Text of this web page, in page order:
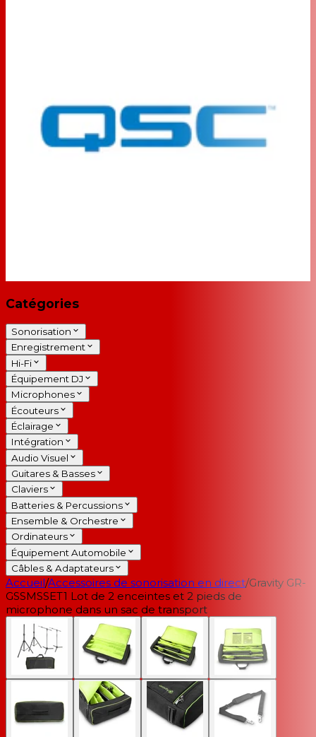
Catégories
Sonorisation
Enregistrement
Hi-Fi
Équipement DJ
Microphones
Écouteurs
Éclairage
Intégration
Audio Visuel
Guitares & Basses
Claviers
Batteries & Percussions
Ensemble & Orchestre
Ordinateurs
Équipement Automobile
Câbles & Adaptateurs
Accueil/Accessoires de sonorisation en direct/Gravity GR-
GSSMSSET1 Lot de 2 enceintes et 2 pieds de
microphone dans un sac de transport